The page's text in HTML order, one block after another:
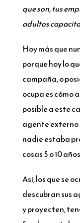
que son, tus
adultos
Hoy más que
porque hoy lo
campaña, o
ocupa es cómo
posible a este
agente externo
nadie estaba
cosas 5 o 10
Así, los que se
descubran sus
y proyecten,